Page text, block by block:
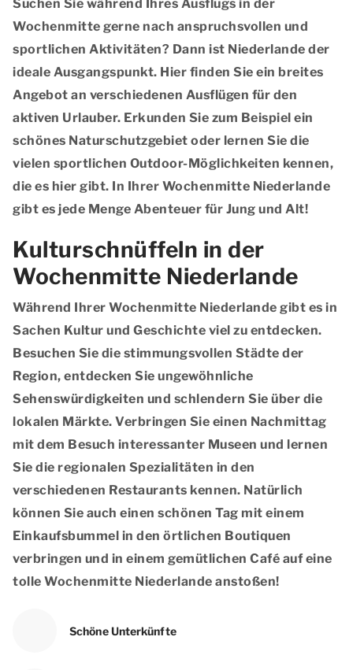
Suchen Sie während Ihres Ausflugs in der
Wochenmitte gerne nach anspruchsvollen und
sportlichen Aktivitäten? Dann ist Niederlande der
ideale Ausgangspunkt. Hier finden Sie ein breites
Angebot an verschiedenen Ausflügen für den
aktiven Urlauber. Erkunden Sie zum Beispiel ein
schönes Naturschutzgebiet oder lernen Sie die
vielen sportlichen Outdoor-Möglichkeiten kennen,
die es hier gibt. In Ihrer Wochenmitte Niederlande
gibt es jede Menge Abenteuer für Jung und Alt!
Kulturschnüffeln in der
Wochenmitte Niederlande
Während Ihrer Wochenmitte Niederlande gibt es in
Sachen Kultur und Geschichte viel zu entdecken.
Besuchen Sie die stimmungsvollen Städte der
Region, entdecken Sie ungewöhnliche
Sehenswürdigkeiten und schlendern Sie über die
lokalen Märkte. Verbringen Sie einen Nachmittag
mit dem Besuch interessanter Museen und lernen
Sie die regionalen Spezialitäten in den
verschiedenen Restaurants kennen. Natürlich
können Sie auch einen schönen Tag mit einem
Einkaufsbummel in den örtlichen Boutiquen
verbringen und in einem gemütlichen Café auf eine
tolle Wochenmitte Niederlande anstoßen!
Schöne Unterkünfte